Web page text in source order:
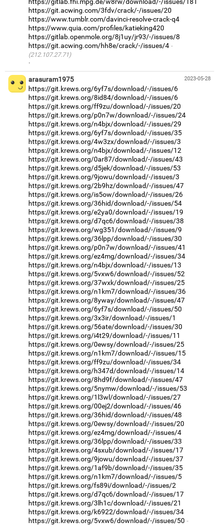
https://git.acwing.com/3fdv/crack/-/issues/20
https://www.tumblr.com/davinci-resolve-crack-q4
https://www.quia.com/profiles/katieking420
https://gitlab.openmole.org/8j1uy/jr93/-/issues/8
https://git.acwing.com/hh8e/crack/-/issues/4
(212.107.27.71)
·
2023-05-28
arasuram1975
https://git.krews.org/6yf7s/download/-/issues/6
https://git.krews.org/8id84/download/-/issues/6
https://git.krews.org/ff9zu/download/-/issues/20
https://git.krews.org/p0n7w/download/-/issues/24
https://git.krews.org/n4bjx/download/-/issues/29
https://git.krews.org/6yf7s/download/-/issues/35
https://git.krews.org/4w3zx/download/-/issues/3
https://git.krews.org/n4bjx/download/-/issues/12
https://git.krews.org/0ar87/download/-/issues/43
https://git.krews.org/d5jek/download/-/issues/53
https://git.krews.org/9jowu/download/-/issues/3
https://git.krews.org/2b9hz/download/-/issues/47
https://git.krews.org/is5ow/download/-/issues/26
https://git.krews.org/36hid/download/-/issues/54
https://git.krews.org/e2ya0/download/-/issues/19
https://git.krews.org/d7qc6/download/-/issues/38
https://git.krews.org/wg351/download/-/issues/9
https://git.krews.org/36lpp/download/-/issues/30
https://git.krews.org/p0n7w/download/-/issues/41
https://git.krews.org/ez4mg/download/-/issues/34
https://git.krews.org/n4bjx/download/-/issues/13
https://git.krews.org/5vxw6/download/-/issues/52
https://git.krews.org/37wxk/download/-/issues/25
https://git.krews.org/n1km7/download/-/issues/36
https://git.krews.org/8yway/download/-/issues/47
https://git.krews.org/6yf7s/download/-/issues/50
https://git.krews.org/3x3ir/download/-/issues/1
https://git.krews.org/56ate/download/-/issues/30
https://git.krews.org/i4t29/download/-/issues/11
https://git.krews.org/0ewsy/download/-/issues/25
https://git.krews.org/n1km7/download/-/issues/15
https://git.krews.org/ff9zu/download/-/issues/34
https://git.krews.org/h347d/download/-/issues/14
https://git.krews.org/8hd9f/download/-/issues/47
https://git.krews.org/5nymw/download/-/issues/53
https://git.krews.org/1l3wl/download/-/issues/27
https://git.krews.org/00ej2/download/-/issues/46
https://git.krews.org/36hid/download/-/issues/48
https://git.krews.org/0ewsy/download/-/issues/20
https://git.krews.org/ez4mg/download/-/issues/4
https://git.krews.org/36lpp/download/-/issues/33
https://git.krews.org/4sxub/download/-/issues/17
https://git.krews.org/9jowu/download/-/issues/37
https://git.krews.org/1af9b/download/-/issues/35
https://git.krews.org/n1km7/download/-/issues/5
https://git.krews.org/fs89i/download/-/issues/2
https://git.krews.org/d7qc6/download/-/issues/17
https://git.krews.org/3lh1c/download/-/issues/21
https://git.krews.org/k6922/download/-/issues/34
https://git.krews.org/5vxw6/download/-/issues/50